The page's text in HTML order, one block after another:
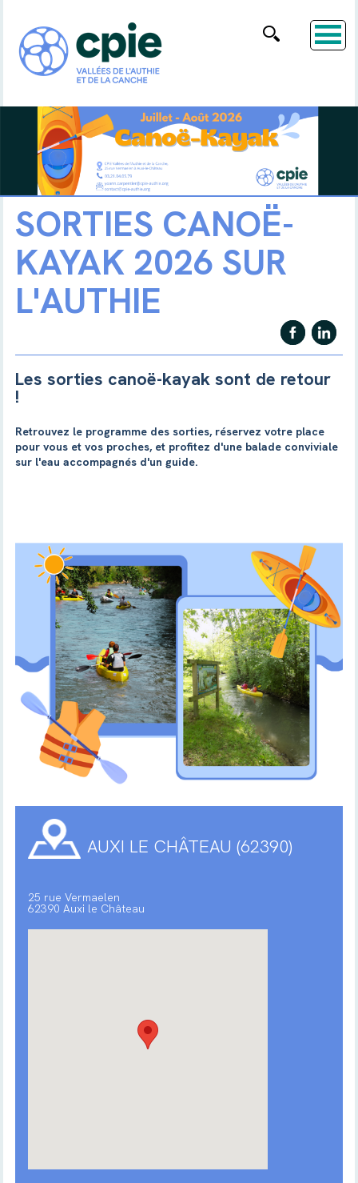
SORTIES CANOË-
KAYAK 2026 SUR
L'AUTHIE
Les sorties canoë-kayak sont de retour
!
Retrouvez le programme des sorties, réservez votre place
pour vous et vos proches, et profitez d'une balade conviviale
sur l'eau accompagnés d'un guide.
AUXI LE CHÂTEAU (62390)
25 rue Vermaelen
62390 Auxi le Château